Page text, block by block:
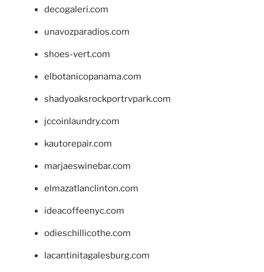
decogaleri.com
unavozparadios.com
shoes-vert.com
elbotanicopanama.com
shadyoaksrockportrvpark.com
jccoinlaundry.com
kautorepair.com
marjaeswinebar.com
elmazatlanclinton.com
ideacoffeenyc.com
odieschillicothe.com
lacantinitagalesburg.com